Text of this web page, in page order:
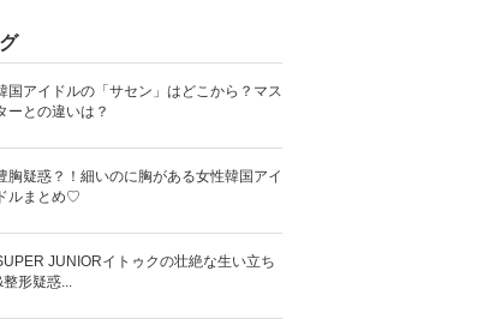
国アイドルの「サセン」はどこから？マス
ーとの違いは？
胸疑惑？！細いのに胸がある女性韓国アイ
ドルまとめ♡
JUNIORイトゥクの壮絶な生い立ち
整形疑惑...